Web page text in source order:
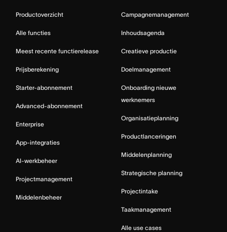
Productoverzicht
Alle functies
Meest recente functierelease
Prijsberekening
Starter-abonnement
Advanced-abonnement
Enterprise
App-integraties
AI-werkbeheer
Projectmanagement
Middelenbeheer
Campagnemanagement
Inhoudsagenda
Creatieve productie
Doelmanagement
Onboarding nieuwe
werknemers
Organisatieplanning
Productlanceringen
Middelenplanning
Strategische planning
Projectintake
Taakmanagement
Alle use cases